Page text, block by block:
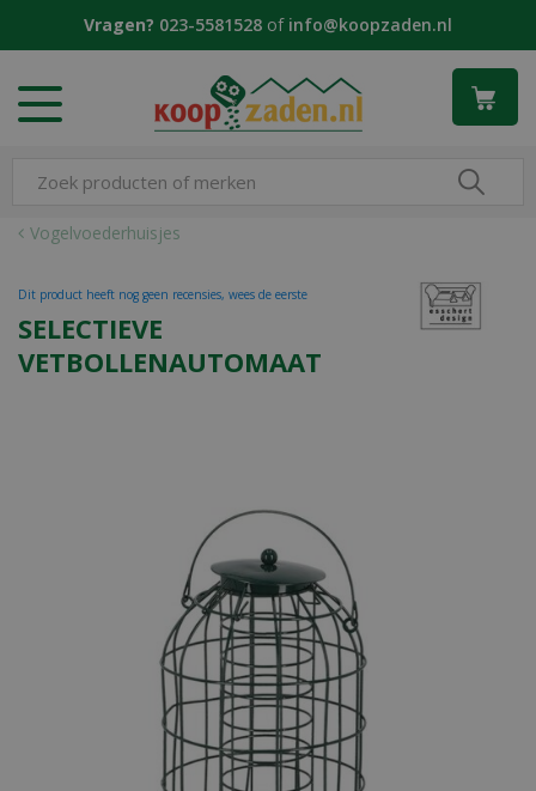
Vogelvoederhuisjes
Vragen? 023-5581528 of info@koopzaden.nl
SELECTIEVE
VETBOLLENAUTOMAAT
Dit product heeft nog geen recensies, wees de eerste